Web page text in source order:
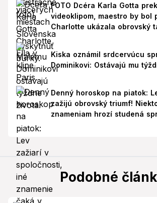
FOTO Dcéra Karla Gotta
videoklipom, maestro by bol
Charlotte ukázala obrovský
Paríži!
Kiska oznámil srdcervúcu
Dominikovi: Ostávajú mu
Denný horoskop na piatok:
zažijú obrovský triumf!
znameniam hrozí studená
Podobné